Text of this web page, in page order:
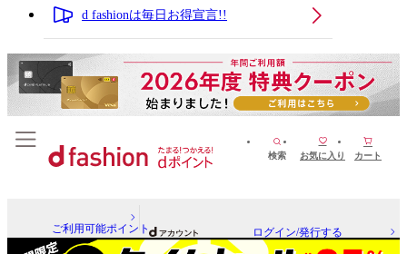
d fashionは毎日お得宣言!!
検索 お気に入り カート
ご利用可能ポイント ログイン/発行する